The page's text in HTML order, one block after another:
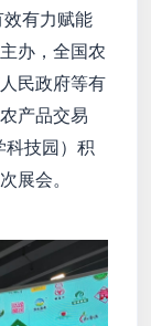
有力赋能
办，全国农
民政府等有
产品交易
科技园）积
展会。